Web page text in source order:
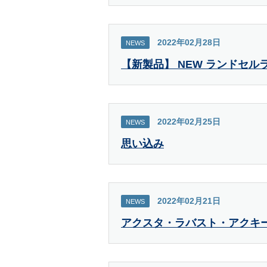
NEWS 2022年02月28日
【新製品】 NEW ランドセル
NEWS 2022年02月25日
思い込み
NEWS 2022年02月21日
アクスタ・ラバスト・アクキ